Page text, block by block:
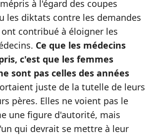
à l'égard des coupes
les diktats contre les demandes
contribué à éloigner les
Ce que les médecins
c'est que les femmes
sont pas celles des années
juste de la tutelle de leurs
pères. Elles ne voient pas le
une figure d'autorité, mais
qui devrait se mettre à leur